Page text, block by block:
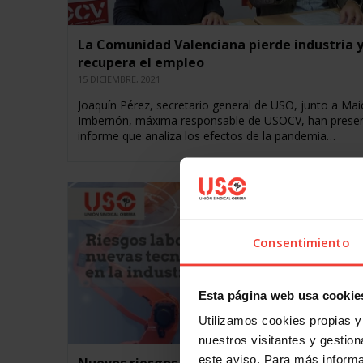
Consentimiento
Esta página web usa
Utilizamos cookies propias
nuestros visitantes y
este aviso. Para más
La Comunidad Valenciana pierde industria
recupera el empleo
15 DICIEMBRE, 2021
Joaquín Pérez, secretario general de USO, junto a
Imbernón, máxima responsable de USOCV, han
informe que analiza los efectos de la pandemia…